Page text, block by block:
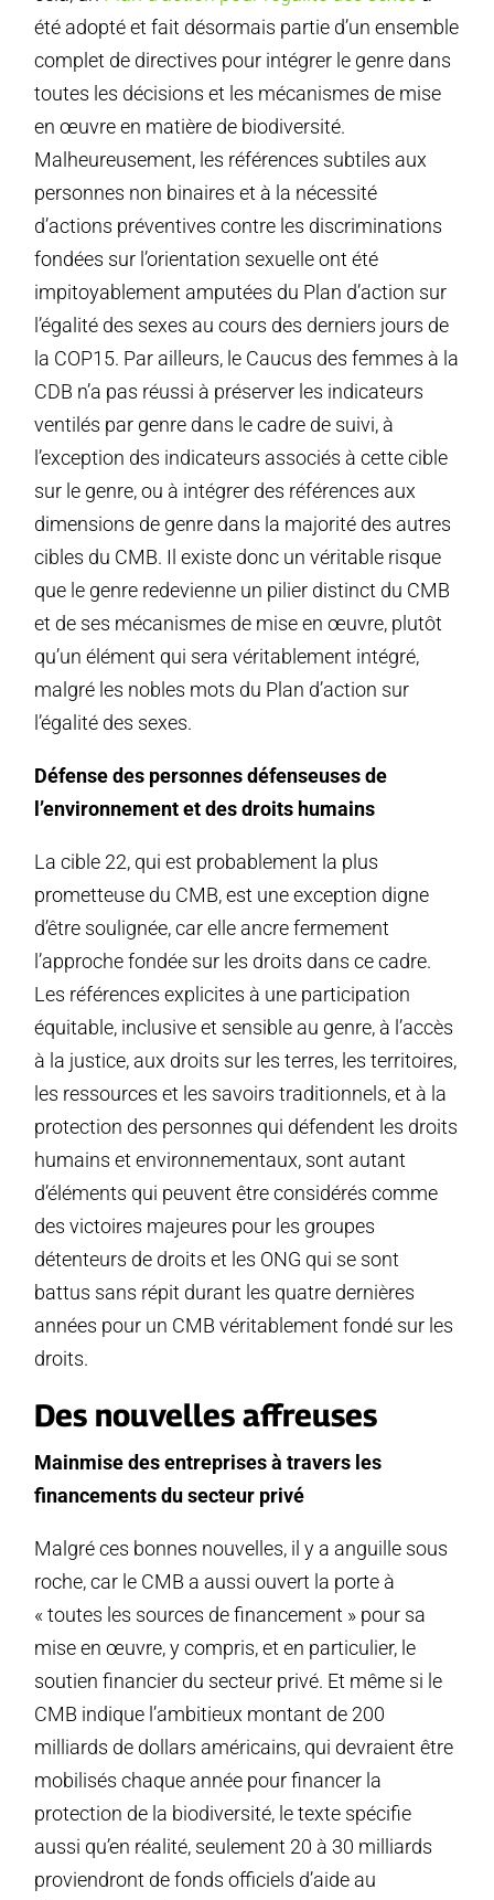
été adopté et fait désormais partie d’un ensemble
complet de directives pour intégrer le genre dans
toutes les décisions et les mécanismes de mise
en œuvre en matière de biodiversité.
Malheureusement, les références subtiles aux
personnes non binaires et à la nécessité
d’actions préventives contre les discriminations
fondées sur l’orientation sexuelle ont été
impitoyablement amputées du Plan d’action sur
l’égalité des sexes au cours des derniers jours de
la COP15. Par ailleurs, le Caucus des femmes à la
CDB n’a pas réussi à préserver les indicateurs
ventilés par genre dans le cadre de suivi, à
l’exception des indicateurs associés à cette cible
sur le genre, ou à intégrer des références aux
dimensions de genre dans la majorité des autres
cibles du CMB. Il existe donc un véritable risque
que le genre redevienne un pilier distinct du CMB
et de ses mécanismes de mise en œuvre, plutôt
qu’un élément qui sera véritablement intégré,
malgré les nobles mots du Plan d’action sur
l’égalité des sexes.
Défense des personnes défenseuses de
l’environnement et des droits humains
La cible 22, qui est probablement la plus
prometteuse du CMB, est une exception digne
d’être soulignée, car elle ancre fermement
l’approche fondée sur les droits dans ce cadre.
Les références explicites à une participation
équitable, inclusive et sensible au genre, à l’accès
à la justice, aux droits sur les terres, les territoires,
les ressources et les savoirs traditionnels, et à la
protection des personnes qui défendent les droits
humains et environnementaux, sont autant
d’éléments qui peuvent être considérés comme
des victoires majeures pour les groupes
détenteurs de droits et les ONG qui se sont
battus sans répit durant les quatre dernières
années pour un CMB véritablement fondé sur les
droits.
Des nouvelles affreuses
Mainmise des entreprises à travers les
financements du secteur privé
Malgré ces bonnes nouvelles, il y a anguille sous
roche, car le CMB a aussi ouvert la porte à
« toutes les sources de financement » pour sa
mise en œuvre, y compris, et en particulier, le
soutien financier du secteur privé. Et même si le
CMB indique l’ambitieux montant de 200
milliards de dollars américains, qui devraient être
mobilisés chaque année pour financer la
protection de la biodiversité, le texte spécifie
aussi qu’en réalité, seulement 20 à 30 milliards
proviendront de fonds officiels d’aide au